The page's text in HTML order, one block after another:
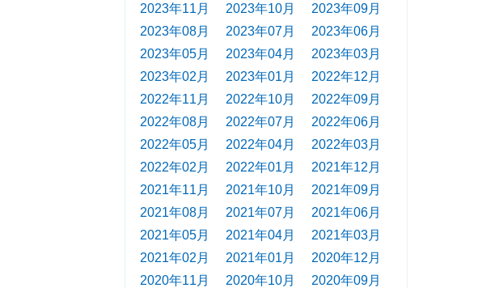
2023年11月
2023年10月
2023年09月
2023年08月
2023年07月
2023年06月
2023年05月
2023年04月
2023年03月
2023年02月
2023年01月
2022年12月
2022年11月
2022年10月
2022年09月
2022年08月
2022年07月
2022年06月
2022年05月
2022年04月
2022年03月
2022年02月
2022年01月
2021年12月
2021年11月
2021年10月
2021年09月
2021年08月
2021年07月
2021年06月
2021年05月
2021年04月
2021年03月
2021年02月
2021年01月
2020年12月
2020年11月
2020年10月
2020年09月